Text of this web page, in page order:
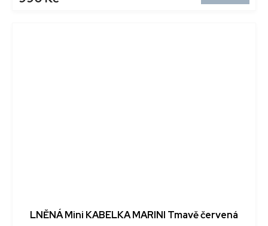
LNĚNÁ Mini KABELKA MARINI Tmavě červená